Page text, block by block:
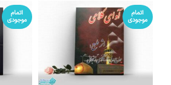
اتمام
موجودی
اتمام
موجودی